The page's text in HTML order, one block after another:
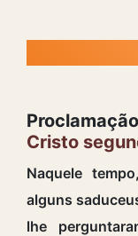
Cristo
Naquele
alguns
lhe